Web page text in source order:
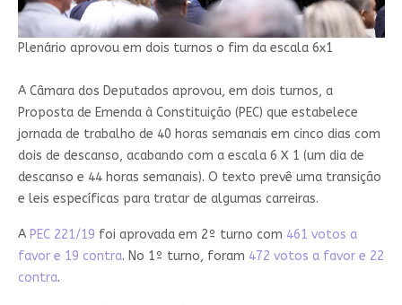
Plenário aprovou em dois turnos o fim da escala 6x1
A Câmara dos Deputados aprovou, em dois turnos, a
Proposta de Emenda à Constituição (PEC) que estabelece
jornada de trabalho de 40 horas semanais em cinco dias com
dois de descanso, acabando com a escala 6 X 1 (um dia de
descanso e 44 horas semanais). O texto prevê uma transição
e leis específicas para tratar de algumas carreiras.
A PEC 221/19 foi aprovada em 2º turno com 461 votos a
favor e 19 contra. No 1º turno, foram 472 votos a favor e 22
contra.